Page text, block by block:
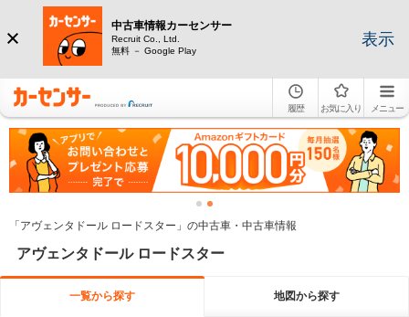
中古車情報カーセンサー
Recruit Co., Ltd.
無料 － Google Play
表示
履歴 お気に入り メニュー
「アヴェンタドール ロードスター」の中古車・中古車情報
アヴェンタドール ロードスター
一覧から探す 地図から探す